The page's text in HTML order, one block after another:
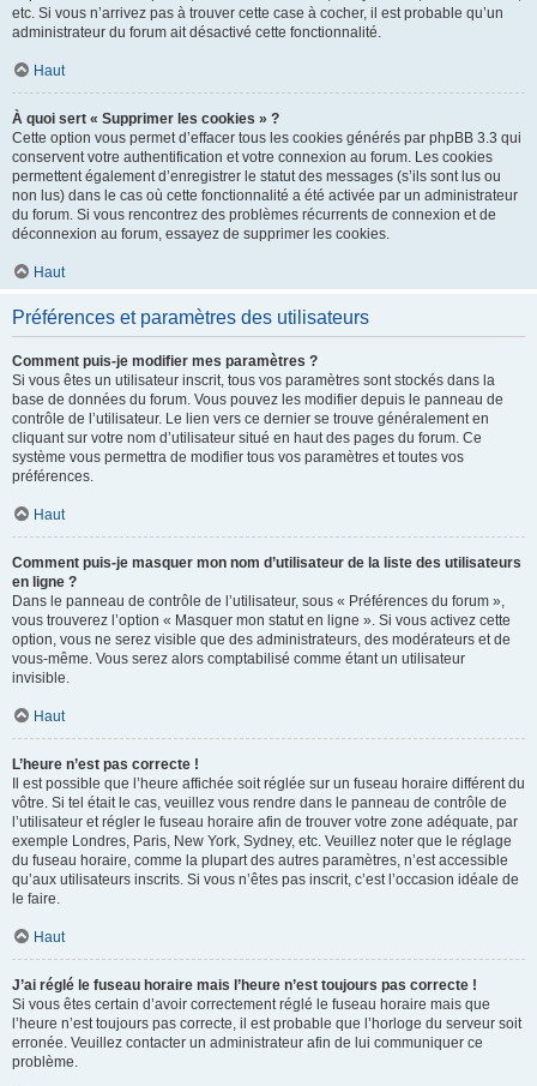
etc. Si vous n’arrivez pas à trouver cette case à cocher, il est probable qu’un
administrateur du forum ait désactivé cette fonctionnalité.
Haut
À quoi sert « Supprimer les cookies » ?
Cette option vous permet d’effacer tous les cookies générés par phpBB 3.3 qui
conservent votre authentification et votre connexion au forum. Les cookies
permettent également d’enregistrer le statut des messages (s’ils sont lus ou
non lus) dans le cas où cette fonctionnalité a été activée par un administrateur
du forum. Si vous rencontrez des problèmes récurrents de connexion et de
déconnexion au forum, essayez de supprimer les cookies.
Haut
Préférences et paramètres des utilisateurs
Comment puis-je modifier mes paramètres ?
Si vous êtes un utilisateur inscrit, tous vos paramètres sont stockés dans la
base de données du forum. Vous pouvez les modifier depuis le panneau de
contrôle de l’utilisateur. Le lien vers ce dernier se trouve généralement en
cliquant sur votre nom d’utilisateur situé en haut des pages du forum. Ce
système vous permettra de modifier tous vos paramètres et toutes vos
préférences.
Haut
Comment puis-je masquer mon nom d’utilisateur de la liste des utilisateurs
en ligne ?
Dans le panneau de contrôle de l’utilisateur, sous « Préférences du forum »,
vous trouverez l’option « Masquer mon statut en ligne ». Si vous activez cette
option, vous ne serez visible que des administrateurs, des modérateurs et de
vous-même. Vous serez alors comptabilisé comme étant un utilisateur
invisible.
Haut
L’heure n’est pas correcte !
Il est possible que l’heure affichée soit réglée sur un fuseau horaire différent du
vôtre. Si tel était le cas, veuillez vous rendre dans le panneau de contrôle de
l’utilisateur et régler le fuseau horaire afin de trouver votre zone adéquate, par
exemple Londres, Paris, New York, Sydney, etc. Veuillez noter que le réglage
du fuseau horaire, comme la plupart des autres paramètres, n’est accessible
qu’aux utilisateurs inscrits. Si vous n’êtes pas inscrit, c’est l’occasion idéale de
le faire.
Haut
J’ai réglé le fuseau horaire mais l’heure n’est toujours pas correcte !
Si vous êtes certain d’avoir correctement réglé le fuseau horaire mais que
l’heure n’est toujours pas correcte, il est probable que l’horloge du serveur soit
erronée. Veuillez contacter un administrateur afin de lui communiquer ce
problème.